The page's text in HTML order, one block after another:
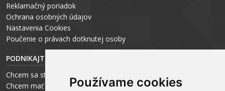
Používame cookies
Reklamačný poriadok
Ochrana osobných údajov
Nastavenia Cookies
Poučenie o právach dotknutej osoby
PODNIKAJTE S ARCHEUS-OM
Chcem sa stať realitným odborníkom
Chcem mať vlastnú kanceláriu